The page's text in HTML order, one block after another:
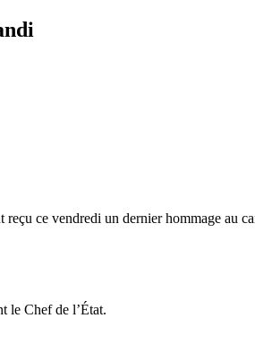
ce vendredi un dernier hommage au
le Chef de l’État.